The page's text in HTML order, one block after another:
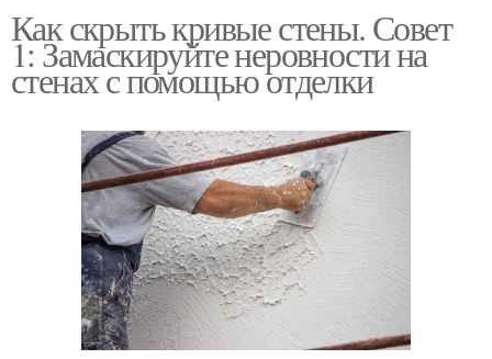
Как скрыть кривые стены. Совет
1: Замаскируйте неровности на
стенах с помощью отделки